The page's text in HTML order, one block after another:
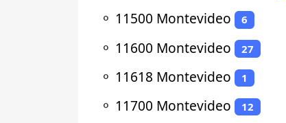
⚬ 11500 Montevideo 6
⚬ 11600 Montevideo 27
⚬ 11618 Montevideo 1
⚬ 11700 Montevideo 12